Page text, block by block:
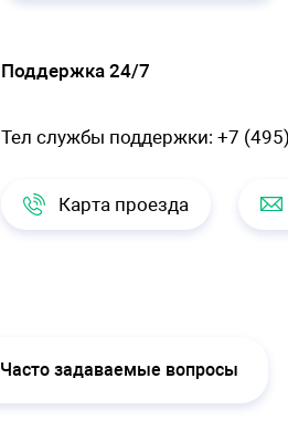
Поддержка 24/7
Тел службы поддержки: +7
Карта проезда
Часто задаваемые вопросы